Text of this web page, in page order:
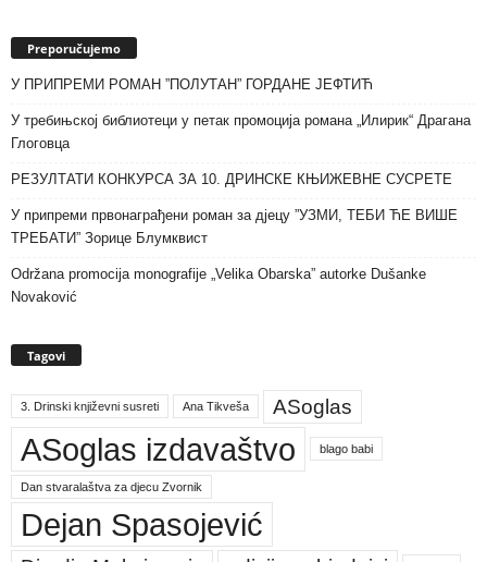
Preporučujemo
У ПРИПРЕМИ РОМАН ”ПОЛУТАН” ГОРДАНЕ ЈЕФТИЋ
У требињској библиотеци у петак промоција романа „Илирик“ Драгана
Глоговца
РЕЗУЛТАТИ КОНКУРСА ЗА 10. ДРИНСКЕ КЊИЖЕВНЕ СУСРЕТЕ
У припреми првонаграђени роман за дјецу ”УЗМИ, ТЕБИ ЋЕ ВИШЕ
ТРЕБАТИ” Зорице Блумквист
Održana promocija monografije „Velika Obarska” autorke Dušanke
Novaković
Tagovi
3. Drinski književni susreti Ana Tikveša ASoglas
ASoglas izdavaštvo blago babi
Dan stvaralaštva za djecu Zvornik
Dejan Spasojević